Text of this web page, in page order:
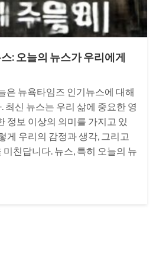
: 오늘의 뉴스가 우리에게
은 뉴욕타임즈 인기뉴스에 대해
최신 뉴스는 우리 삶에 중요한 영
정보 이상의 의미를 가지고 있
게 우리의 감정과 생각, 그리고
친답니다. 뉴스, 특히 오늘의 뉴